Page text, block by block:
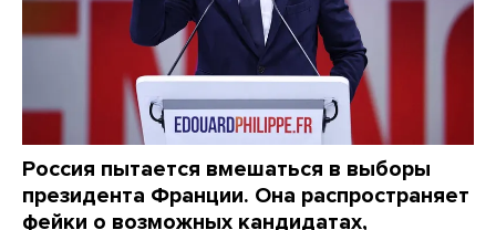
Россия пытается вмешаться в выборы
президента Франции. Она распространяет
фейки о возможных кандидатах,